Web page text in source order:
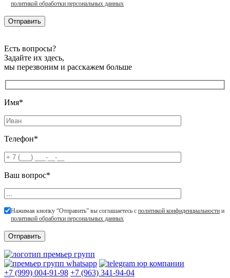
политикой обработки персональных данных
Есть вопросы?
Задайте их здесь,
мы перезвоним и расскажем больше
Имя*
Телефон*
Ваш вопрос*
Нажимая кнопку “Отправить” вы соглашаетесь с политикой конфиденциальности и
политикой обработки персональных данных
+7 (999) 004-91-98 +7 (963) 341-94-04